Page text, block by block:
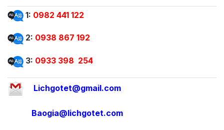
1: 0982 441 122
2: 0938 867 192
3: 0933 398 254
Lichgotet@gmail.com
Baogia@lichgotet.com